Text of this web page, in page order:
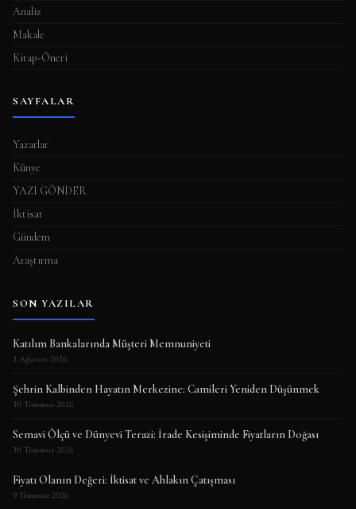
Analiz
Makale
Kitap-Öneri
SAYFALAR
Yazarlar
Künye
YAZI GÖNDER
İktisat
Gündem
Araştırma
SON YAZILAR
Katılım Bankalarında Müşteri Memnuniyeti
3 Ağustos 2026
Şehrin Kalbinden Hayatın Merkezine: Camileri Yeniden Düşünmek
30 Temmuz 2026
Semavi Ölçü ve Dünyevi Terazi: İrade Kesişiminde Fiyatların Doğası
30 Temmuz 2026
Fiyatı Olanın Değeri: İktisat ve Ahlakın Çatışması
9 Temmuz 2026